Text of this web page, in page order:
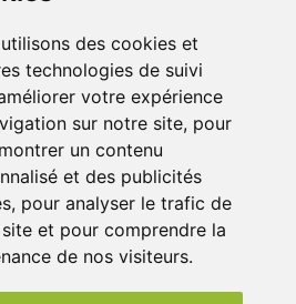
des cookies et
technologies de suivi
votre expérience
sur notre site, pour
un contenu
et des publicités
pour analyser le trafic de
et pour comprendre la
de nos visiteurs.
65 avis